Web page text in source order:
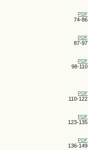
PDF
74-86
PDF
87-97
PDF
98-110
PDF
110-122
PDF
123-135
PDF
136-149